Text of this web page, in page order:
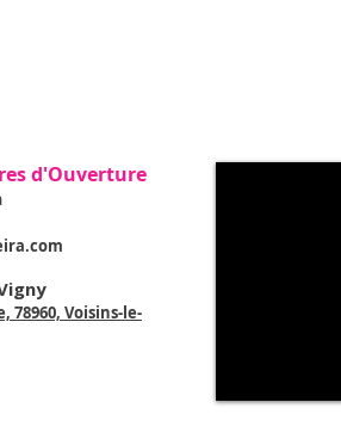
d'Ouverture
78960, Voisins-le-